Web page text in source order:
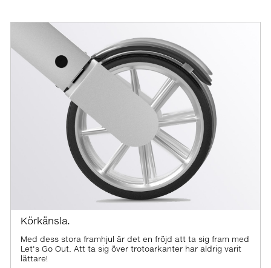
Körkänsla.
Med dess stora framhjul är det en fröjd att ta sig fram med
Let's Go Out. Att ta sig över trotoarkanter har aldrig varit
lättare!